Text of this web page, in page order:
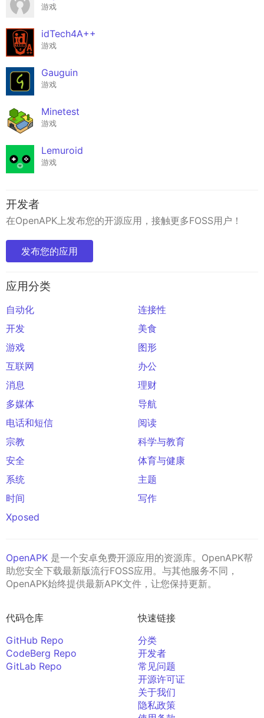
游戏
idTech4A++
游戏
Gauguin
游戏
Minetest
游戏
Lemuroid
游戏
开发者
在OpenAPK上发布您的开源应用，接触更多FOSS用户！
发布您的应用
应用分类
自动化
连接性
开发
美食
游戏
图形
互联网
办公
消息
理财
多媒体
导航
电话和短信
阅读
宗教
科学与教育
安全
体育与健康
系统
主题
时间
写作
Xposed
OpenAPK 是一个安卓免费开源应用的资源库。OpenAPK帮
助您安全下载最新版流行FOSS应用。与其他服务不同，
OpenAPK始终提供最新APK文件，让您保持更新。
代码仓库
GitHub Repo
CodeBerg Repo
GitLab Repo
快速链接
分类
开发者
常见问题
开源许可证
关于我们
隐私政策